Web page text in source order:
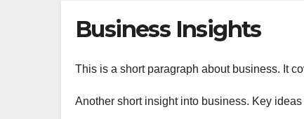
Business Insights
This is a short paragraph about business. It
Another short insight into business. Key